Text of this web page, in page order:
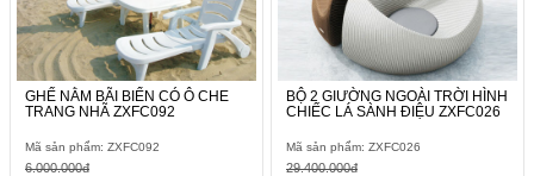
GHẾ NẰM BÃI BIỂN CÓ Ô CHE
TRANG NHÃ ZXFC092
Mã sản phẩm: ZXFC092
6.000.000đ
BỘ 2 GIƯỜNG NGOÀI TRỜI HÌNH
CHIẾC LÁ SÀNH ĐIỆU ZXFC026
Mã sản phẩm: ZXFC026
29.400.000đ